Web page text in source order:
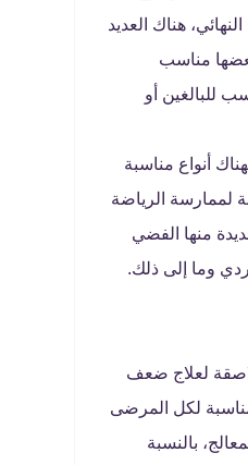
النهائي، هناك العديد
مناسب
للبالغين أو
أنواع مناسبة
لممارسة الرياضة
منها الفضي
وما إلى ذلك.
لعلاج ضعف
لكل المرضى
بالنسبة